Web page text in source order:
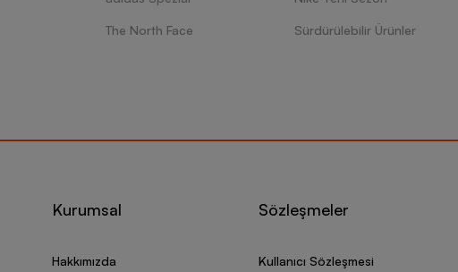
The North Face Sürdürülebilir Ürünler
Kurumsal
Hakkımızda
Sözleşmeler
Kullanıcı Sözleşmesi